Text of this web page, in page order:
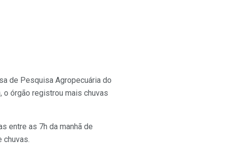
de Pesquisa Agropecuária do
o órgão registrou mais chuvas
entre as 7h da manhã de
chuvas.